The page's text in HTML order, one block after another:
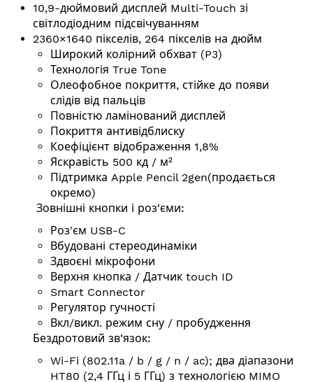
10,9-дюймовий дисплей Multi-Touch зі
світлодіодним підсвічуванням
2360×1640 пікселів, 264 пікселів на дюйм
Широкий колірний обхват (P3)
Технологія True Tone
Олеофобное покриття, стійке до появи
слідів від пальців
Повністю ламінований дисплей
Покриття антивідблиску
Коефіцієнт відображення 1,8%
Яскравість 500 кд / м²
Підтримка Apple Pencil 2gen(продається
окремо)
Зовнішні кнопки і роз'єми:
Роз'єм USB-C
Вбудовані стереодинаміки
Здвоєні мікрофони
Верхня кнопка / Датчик touch ID
Smart Connector
Регулятор гучності
Вкл/викл. режим сну / пробудження
Бездротовий зв'язок:
Wi-Fi (802.11a / b / g / n / ac); два діапазони
HT80 (2,4 ГГц і 5 ГГц) з технологією MIMO